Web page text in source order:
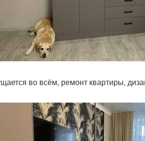
во всём, ремонт квартиры,